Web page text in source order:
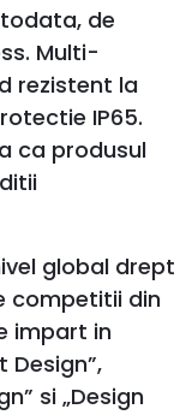
de
Multi-
rezistent la
IP65.
ca produsul
global drept
competitii din
impart in
Design”,
si „Design